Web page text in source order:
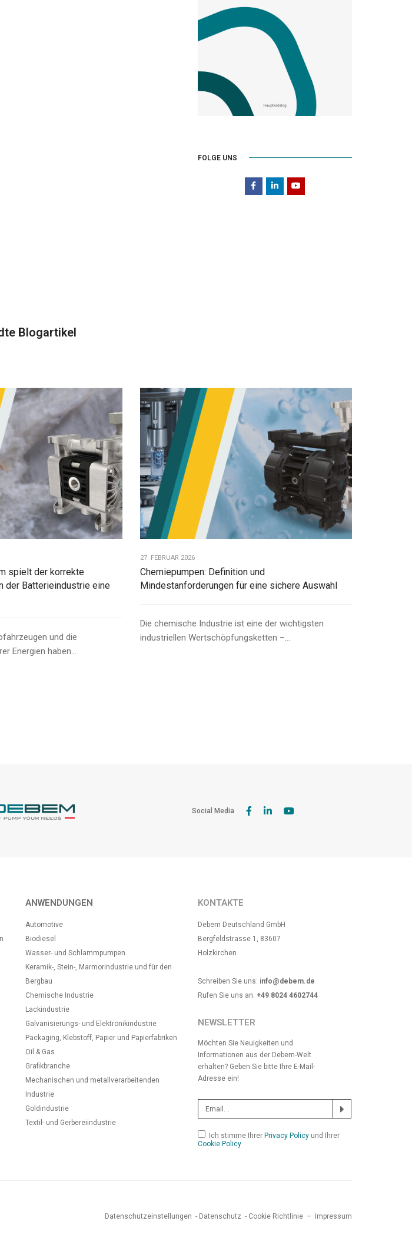
FOLGE UNS
Blogartikel
spielt der korrekte
der Batterieindustrie eine
und die
Energien haben...
27. FEBRUAR 2026
Chemiepumpen: Definition und
Mindestanforderungen für eine sichere Auswahl
Die chemische Industrie ist eine der wichtigsten
industriellen Wertschöpfungsketten –...
Social Media
ANWENDUNGEN
Automotive
Biodiesel
Wasser- und Schlammpumpen
Keramik-, Stein-, Marmorindustrie und für den
Bergbau
Chemische Industrie
Lackindustrie
Galvanisierungs- und Elektronikindustrie
Packaging, Klebstoff, Papier und Papierfabriken
Oil & Gas
Grafikbranche
Mechanischen und metallverarbeitenden
Industrie
Goldindustrie
Textil- und Gerbereiindustrie
KONTAKTE
Debem Deutschland GmbH
Bergfeldstrasse 1, 83607
Holzkirchen
Schreiben Sie uns: info@debem.de
Rufen Sie uns an: +49 8024 4602744
NEWSLETTER
Möchten Sie Neuigkeiten und
Informationen aus der Debem-Welt
erhalten? Geben Sie bitte Ihre E-Mail-
Adresse ein!
Ich stimme Ihrer Privacy Policyund Ihrer
Cookie Policy
Datenschutzeinstellungen - Datenschutz - Cookie Richtlinie – Impressum